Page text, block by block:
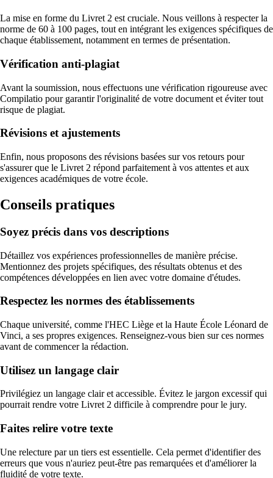
La mise en forme du Livret 2 est cruciale. Nous veillons à respecter la
norme de 60 à 100 pages, tout en intégrant les exigences spécifiques de
chaque établissement, notamment en termes de présentation.
Vérification anti-plagiat
Avant la soumission, nous effectuons une vérification rigoureuse avec
Compilatio pour garantir l'originalité de votre document et éviter tout
risque de plagiat.
Révisions et ajustements
Enfin, nous proposons des révisions basées sur vos retours pour
s'assurer que le Livret 2 répond parfaitement à vos attentes et aux
exigences académiques de votre école.
Conseils pratiques
Soyez précis dans vos descriptions
Détaillez vos expériences professionnelles de manière précise.
Mentionnez des projets spécifiques, des résultats obtenus et des
compétences développées en lien avec votre domaine d'études.
Respectez les normes des établissements
Chaque université, comme l'HEC Liège et la Haute École Léonard de
Vinci, a ses propres exigences. Renseignez-vous bien sur ces normes
avant de commencer la rédaction.
Utilisez un langage clair
Privilégiez un langage clair et accessible. Évitez le jargon excessif qui
pourrait rendre votre Livret 2 difficile à comprendre pour le jury.
Faites relire votre texte
Une relecture par un tiers est essentielle. Cela permet d'identifier des
erreurs que vous n'auriez peut-être pas remarquées et d'améliorer la
fluidité de votre texte.